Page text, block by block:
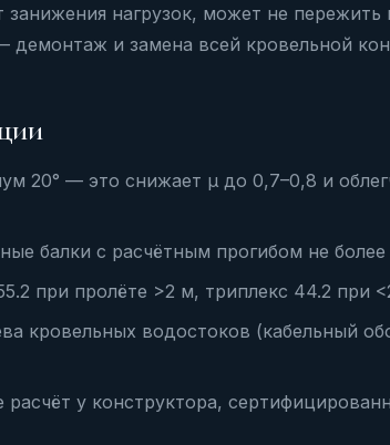
занижения нагрузок, может не пережить
и замена всей кровельной
20° — это снижает µ до 0,7–0,8 и
балки с расчётным прогибом не более
при пролёте >2 м, триплекс 44.2 при
кровельных водостоков (кабельный
у конструктора,